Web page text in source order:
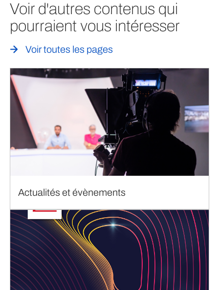
Voir d'autres contenus qui
pourraient vous intéresser
Voir toutes les pages
Actualités et évènements